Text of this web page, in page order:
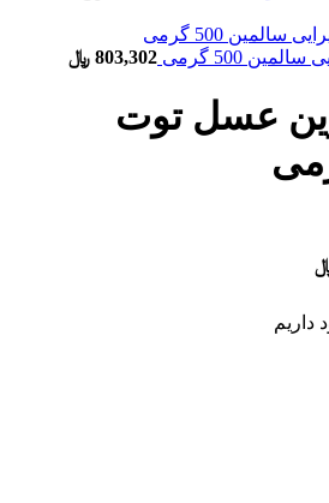
500 گرمی 803,302 ﷼
عسل توت
داریم